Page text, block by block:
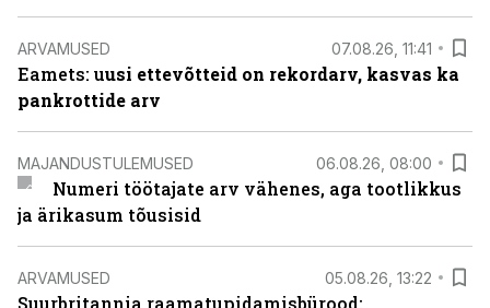
ARVAMUSED 07.08.26, 11:41
Eamets: uusi ettevõtteid on rekordarv, kasvas ka
pankrottide arv
MAJANDUSTULEMUSED 06.08.26, 08:00
Numeri töötajate arv vähenes, aga tootlikkus
ja ärikasum tõusisid
ARVAMUSED 05.08.26, 13:22
Suurbritannia raamatupidamisbürood: